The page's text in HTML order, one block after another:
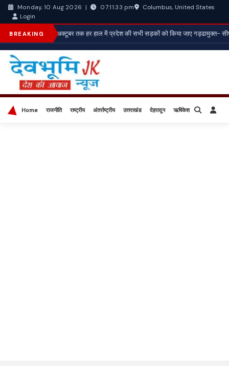
Monday, 10 Aug 2026 | 07:11:35 pm
Columbus, United States
Login
BREAKING*15 अक्टूबर तक हर हाल में प्रदेश की सभी सड़कों को किया जाए गड्ढामुक्त-
Home राजनीति राष्ट्रीय अंतर्राष्ट्रीय उत्तराखंड देहरादून ऋषिकेश बिज़नेस